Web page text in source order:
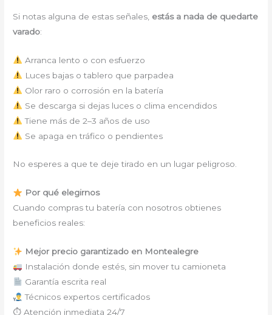
Si notas alguna de estas señales, estás a nada de quedarte
varado:
Arranca lento o con esfuerzo
Luces bajas o tablero que parpadea
Olor raro o corrosión en la batería
Se descarga si dejas luces o clima encendidos
Tiene más de 2–3 años de uso
Se apaga en tráfico o pendientes
No esperes a que te deje tirado en un lugar peligroso.
Por qué elegirnos
Cuando compras tu batería con nosotros obtienes
beneficios reales:
Mejor precio garantizado en Montealegre
Instalación donde estés, sin mover tu camioneta
Garantía escrita real
Técnicos expertos certificados
⏱ Atención inmediata 24/7